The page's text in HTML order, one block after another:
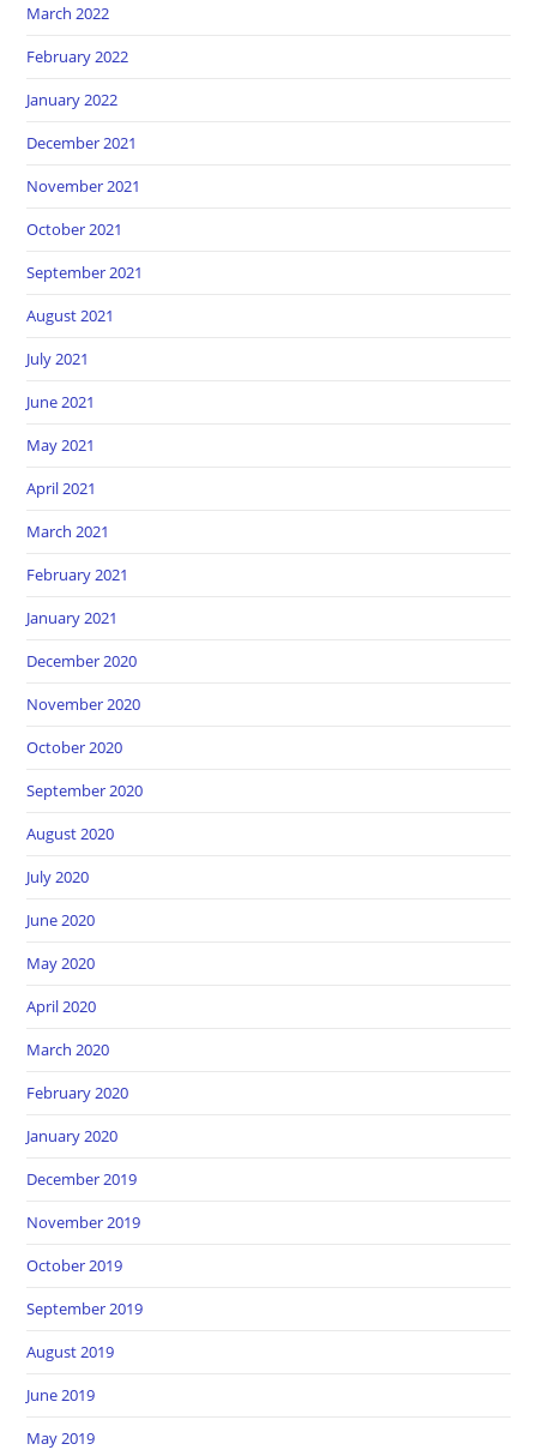
March 2022
February 2022
January 2022
December 2021
November 2021
October 2021
September 2021
August 2021
July 2021
June 2021
May 2021
April 2021
March 2021
February 2021
January 2021
December 2020
November 2020
October 2020
September 2020
August 2020
July 2020
June 2020
May 2020
April 2020
March 2020
February 2020
January 2020
December 2019
November 2019
October 2019
September 2019
August 2019
June 2019
May 2019